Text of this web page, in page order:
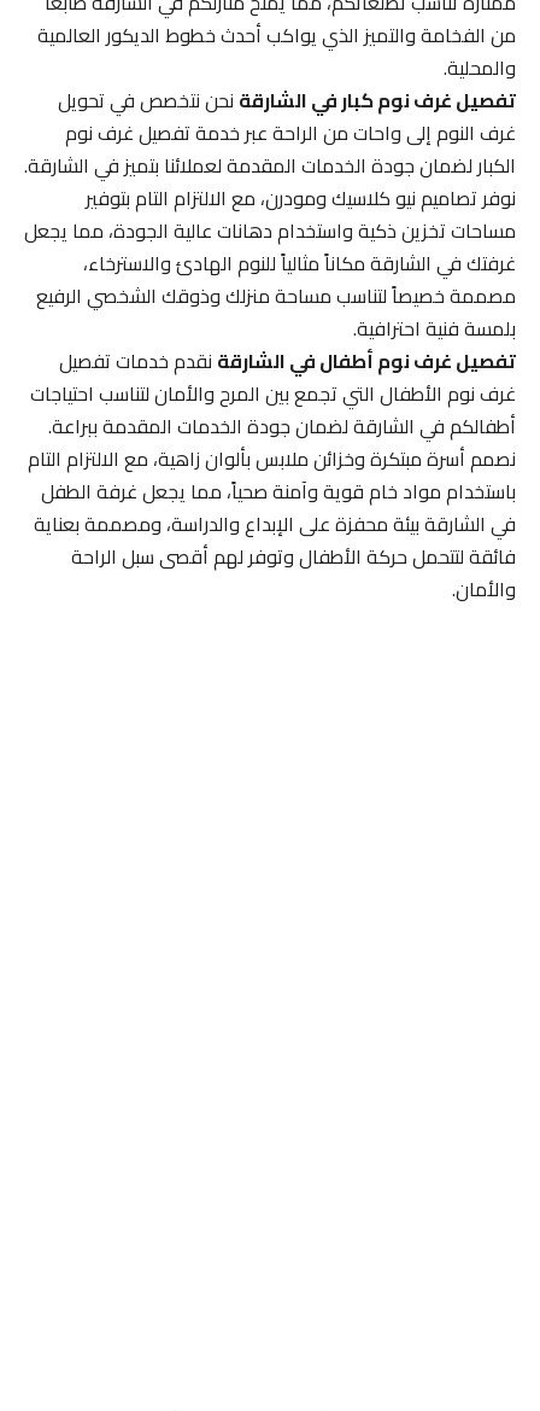
من الفخامة والتميز الذي يواكب أحدث خطوط الديكور العالمية
والمحلية.
تفصيل غرف نوم كبار في الشارقةنحن نتخصص في تحويل
غرف النوم إلى واحات من الراحة عبر خدمة تفصيل غرف نوم
الكبار لضمان جودة الخدمات المقدمة لعملائنا بتميز في الشارقة.
نوفر تصاميم نيو كلاسيك ومودرن، مع الالتزام التام بتوفير
مساحات تخزين ذكية واستخدام دهانات عالية الجودة، مما يجعل
غرفتك في الشارقة مكاناً مثالياً للنوم الهادئ والاسترخاء،
مصممة خصيصاً لتناسب مساحة منزلك وذوقك الشخصي الرفيع
بلمسة فنية احترافية.
تفصيل غرف نوم أطفال في الشارقةنقدم خدمات تفصيل
غرف نوم الأطفال التي تجمع بين المرح والأمان لتناسب احتياجات
أطفالكم في الشارقة لضمان جودة الخدمات المقدمة ببراعة.
نصمم أسرة مبتكرة وخزائن ملابس بألوان زاهية، مع الالتزام التام
باستخدام مواد خام قوية وآمنة صحياً، مما يجعل غرفة الطفل
في الشارقة بيئة محفزة على الإبداع والدراسة، ومصممة بعناية
فائقة لتتحمل حركة الأطفال وتوفر لهم أقصى سبل الراحة
والأمان.